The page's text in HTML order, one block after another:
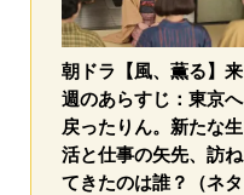
朝ドラ【風、薫る】来
週のあらすじ：東京へ
戻ったりん。新たな生
活と仕事の矢先、訪ね
てきたのは誰？（ネタ